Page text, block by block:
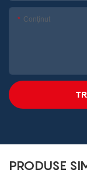
Conţinut
PRODUSE